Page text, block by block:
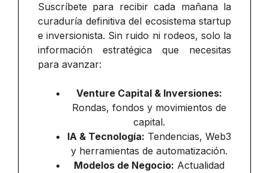
Suscríbete para recibir cada mañana la
curaduría definitiva del ecosistema startup
e inversionista. Sin ruido ni rodeos, solo la
información estratégica que necesitas
para avanzar:
Venture Capital & Inversiones:
Rondas, fondos y movimientos de
capital.
IA & Tecnología: Tendencias, Web3
y herramientas de automatización.
Modelos de Negocio: Actualidad